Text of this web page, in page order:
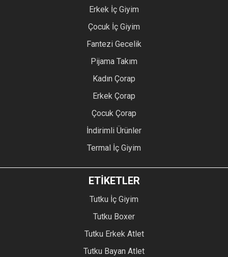
Erkek İç Giyim
Çocuk İç Giyim
Fantezi Gecelik
Pijama Takım
Kadın Çorap
Erkek Çorap
Çocuk Çorap
İndirimli Ürünler
Termal İç Giyim
ETİKETLER
Tutku İç Giyim
Tutku Boxer
Tutku Erkek Atlet
Tutku Bayan Atlet